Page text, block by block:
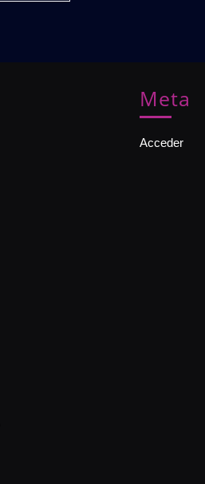
Meta
Acceder